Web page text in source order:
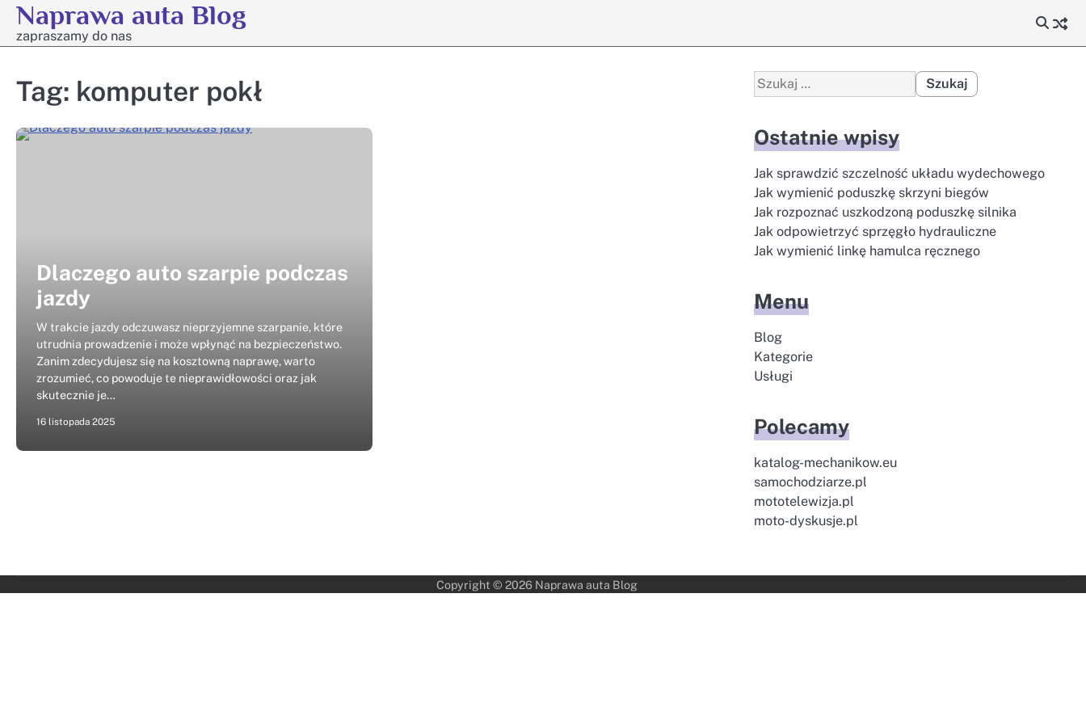
Skip
content
Naprawa auta Blog
zapraszamy do nas
Tag: komputer pokł
Dlaczego auto szarpie podczas
jazdy
W trakcie jazdy odczuwasz nieprzyjemne szarpanie, które
utrudnia prowadzenie i może wpłynąć na bezpieczeństwo.
Zanim zdecydujesz się na kosztowną naprawę, warto
zrozumieć, co powoduje te nieprawidłowości oraz jak
skutecznie je…
16 listopada 2025
Szukaj:
Ostatnie wpisy
Jak sprawdzić szczelność układu wydechowego
Jak wymienić poduszkę skrzyni biegów
Jak rozpoznać uszkodzoną poduszkę silnika
Jak odpowietrzyć sprzęgło hydrauliczne
Jak wymienić linkę hamulca ręcznego
Menu
Blog
Kategorie
Usługi
Polecamy
katalog-mechanikow.eu
samochodziarze.pl
mototelewizja.pl
moto-dyskusje.pl
Copyright © 2026 Naprawa auta Blog